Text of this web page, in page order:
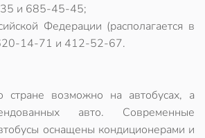
и 685-45-45;
Федерации (располагается в
14-71 и 412-52-67.
стране возможно на автобусах, а
авто. Современные
оснащены кондиционерами и